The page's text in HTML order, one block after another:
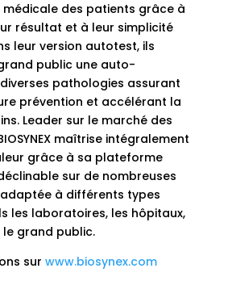
médicale des patients grâce à
résultat et à leur simplicité
leur version autotest, ils
public une auto-
pathologies assurant
prévention et accélérant la
Leader sur le marché des
maîtrise intégralement
grâce à sa plateforme
sur de nombreuses
à différents types
les laboratoires, les hôpitaux,
grand public.
sur www.biosynex.com